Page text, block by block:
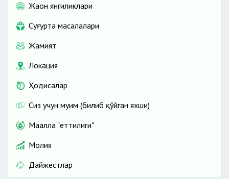
Жаҳон янгиликлари
Cуғурта масалалари
Жамият
Локация
Ҳодисалар
Сиз учун муҳим (билиб қўйган яхши)
Маҳалла "еттилиги"
Молия
Дайжестлар